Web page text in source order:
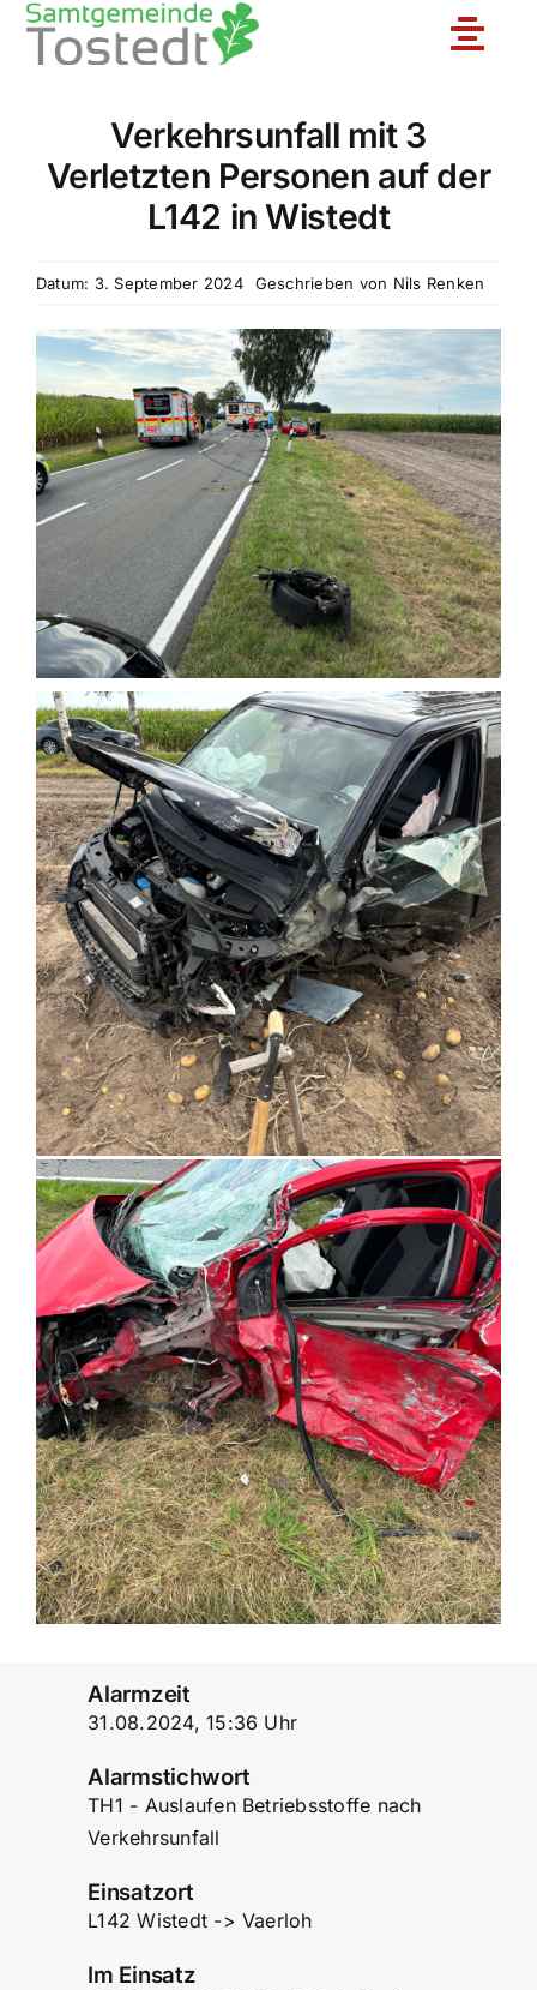
Zum
Toggle
Unsere Feuerwehr
Ortsfeuerwehren
Aktuelles
Einsatzberichte
Einsatzticker
Verkehrsunfall mit 3
Verletzten Personen auf der
L142 in Wistedt
Datum: 3. September 2024 Geschrieben von Nils Renken
Alarmzeit
31.08.2024, 15:36 Uhr
Alarmstichwort
TH1 - Auslaufen Betriebsstoffe nach
Verkehrsunfall
Einsatzort
L142 Wistedt -> Vaerloh
Im Einsatz